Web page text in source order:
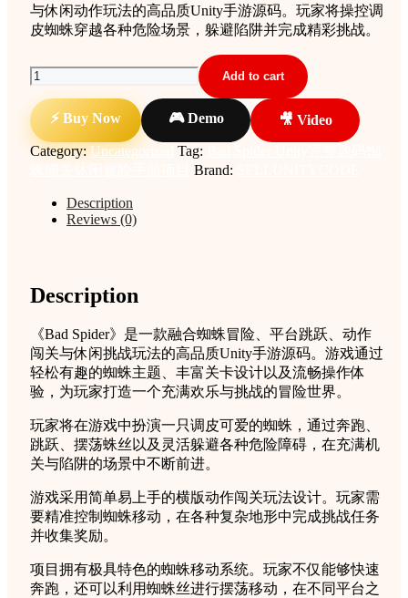
与休闲动作玩法的高品质Unity手游源码。玩家将操控调
皮蜘蛛穿越各种危险场景，躲避陷阱并完成精彩挑战。
Bad
Spider
Unity
完
整
闲
险
手
游
项
quantity
Add to cart
⚡ Buy Now 🎮 Demo
🎥 Video
Category:Uncategorized Tag:
Brand:
Description
Reviews (0)
Description
《Bad Spider》是一款融合蜘蛛冒险、平台跳跃、动作
闯关与休闲挑战玩法的高品质Unity手游源码。游戏通过
轻松有趣的蜘蛛主题、丰富关卡设计以及流畅操作体
验，为玩家打造一个充满欢乐与挑战的冒险世界。
玩家将在游戏中扮演一只调皮可爱的蜘蛛，通过奔跑、
跳跃、摆荡蛛丝以及灵活躲避各种危险障碍，在充满机
关与陷阱的场景中不断前进。
游戏采用简单易上手的横版动作闯关玩法设计。玩家需
要精准控制蜘蛛移动，在各种复杂地形中完成挑战任务
并收集奖励。
项目拥有极具特色的蜘蛛移动系统。玩家不仅能够快速
奔跑，还可以利用蜘蛛丝进行摆荡移动，在不同平台之